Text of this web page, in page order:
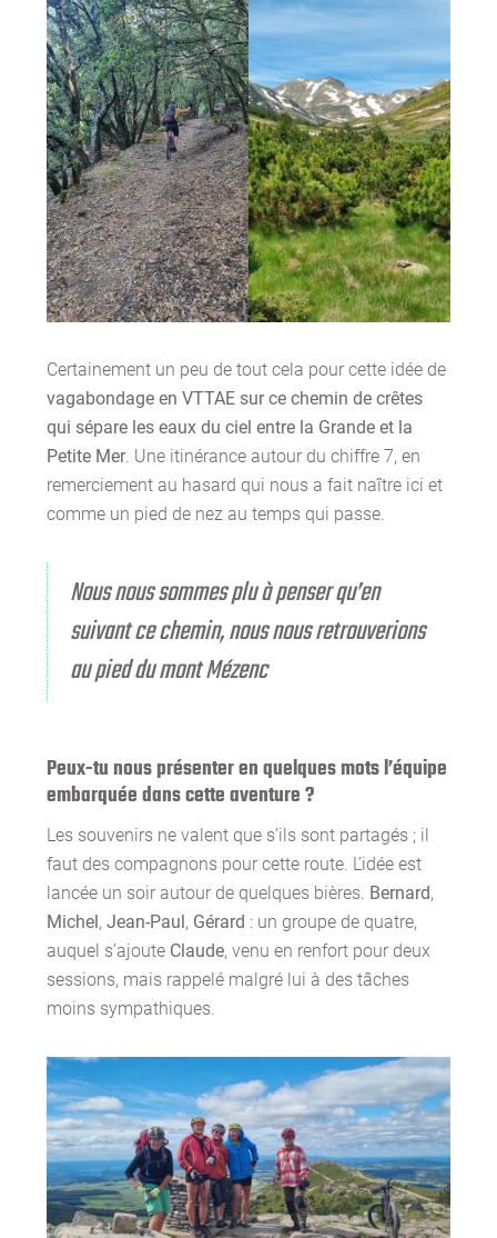
Certainement un peu de tout cela pour cette idée de
vagabondage en VTTAE sur ce chemin de crêtes
qui sépare les eaux du ciel entre la Grande et la
Petite Mer. Une itinérance autour du chiffre 7, en
remerciement au hasard qui nous a fait naître ici et
comme un pied de nez au temps qui passe.
Nous nous sommes plu à penser qu’en
suivant ce chemin, nous nous retrouverions
au pied du mont Mézenc
Peux-tu nous présenter en quelques mots l’équipe
embarquée dans cette aventure ?
Les souvenirs ne valent que s’ils sont partagés ; il
faut des compagnons pour cette route. L’idée est
lancée un soir autour de quelques bières. Bernard,
Michel,Jean-Paul, Gérard : un groupe de quatre,
auquel s’ajoute Claude, venu en renfort pour deux
sessions, mais rappelé malgré lui à des tâches
moins sympathiques.